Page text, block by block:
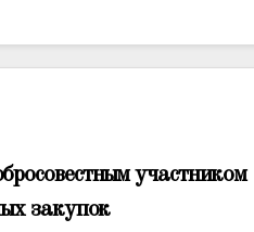
участником
закупок